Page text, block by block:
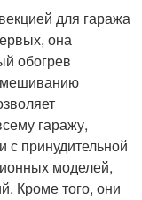
для гаража
она
обогрев
гаражу,
с принудительной
моделей,
Кроме того, они